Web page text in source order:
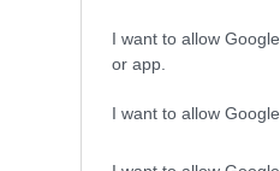
I want to allow
or app.
I want to allow
μήνες ο κοινωνικός
μια δεκαπενταριά